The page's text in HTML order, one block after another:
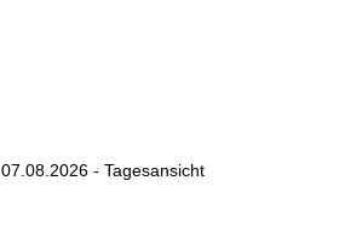
07.08.2026 - Tagesansicht